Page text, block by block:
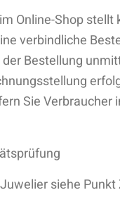
Online-Shop
verbindliche
Bestellung
Sie
siehe